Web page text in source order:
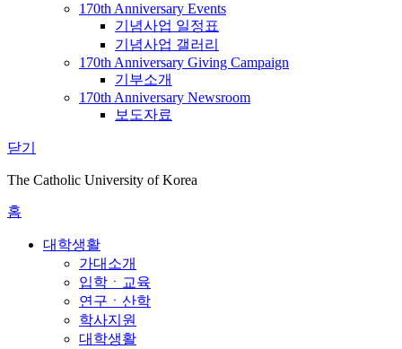
170th Anniversary Events
기념사업 일정표
기념사업 갤러리
170th Anniversary Giving Campaign
기부소개
170th Anniversary Newsroom
보도자료
닫기
The Catholic University of Korea
홈
대학생활
가대소개
입학ㆍ교육
연구ㆍ산학
학사지원
대학생활